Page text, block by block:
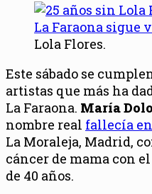
Lola Flores.
Este sábado se
artistas que más ha
La Faraona. María
nombre real fallecía
La Moraleja, Madrid,
cáncer de mama con
de 40 años.